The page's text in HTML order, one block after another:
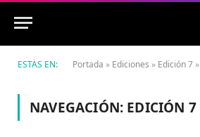
ESTÁS EN: Portada » Ediciones » Edición 7 »
NAVEGACIÓN: EDICIÓN 7